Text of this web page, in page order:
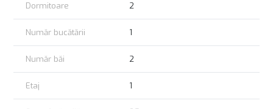
to the city center and other parts of Bucharest. This apartment
is perfect for families or professionals seeking a comfortable
and elegant home in a quiet yet accessible part of the city.
Dormitoare 2
Număr bucătării 1
Număr băi 2
Etaj 1